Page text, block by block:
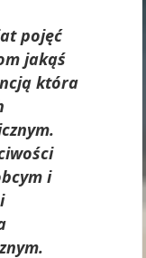
pojęć
jakąś
która
i